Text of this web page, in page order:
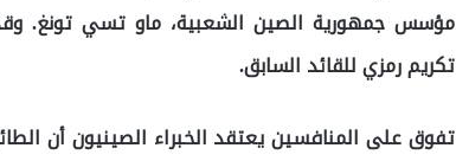
مؤسس جمهورية الصين الشعبية، ماو تسي تونغ. وقد
تكريم رمزي للقائد السابق.
تفوق على المنافسين يعتقد الخبراء الصينيون أن